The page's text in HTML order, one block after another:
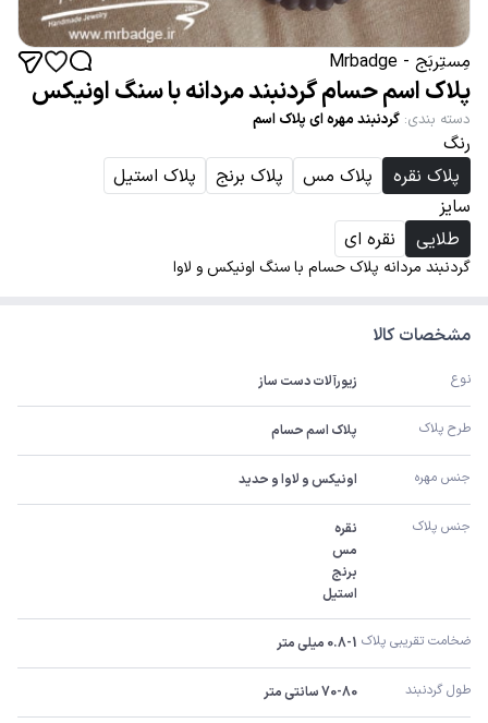
مِستِربَج - Mrbadge
پلاک اسم حسام گردنبند مردانه با سنگ اونیکس
دسته بندی: گردنبند مهره ای پلاک اسم
رنگ
پلاک نقره
پلاک مس پلاک برنج
پلاک استیل
سایز
طلایی
نقره ای
گردنبند مردانه پلاک حسام با سنگ اونیکس و لاوا
مشخصات کالا
نوع زیورآلات دست ساز
طرح پلاک پلاک اسم حسام
جنس مهره اونیکس و لاوا و حدید
جنس پلاک
استیل
ضخامت تقریبی پلاک 0.8-1 میلی متر
طول گردنبند 70-80 سانتی متر